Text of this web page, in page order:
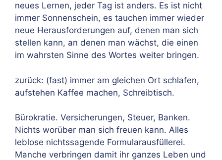
neues Lernen, jeder Tag ist anders. Es ist nicht
immer Sonnenschein, es tauchen immer wieder
neue Herausforderungen auf, denen man sich
stellen kann, an denen man wächst, die einen
im wahrsten Sinne des Wortes weiter bringen.
zurück: (fast) immer am gleichen Ort schlafen,
aufstehen Kaffee machen, Schreibtisch.
Bürokratie. Versicherungen, Steuer, Banken.
Nichts worüber man sich freuen kann. Alles
leblose nichtssagende Formularausfüllerei.
Manche verbringen damit ihr ganzes Leben und